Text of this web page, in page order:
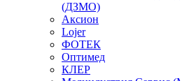
(ДЗМО)
Аксион
Lojer
ФОТЕК
Оптимед
КЛЕР